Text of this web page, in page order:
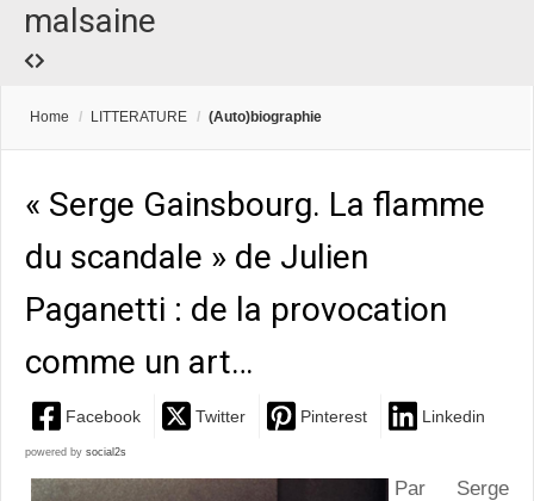
malsaine
Home / LITTERATURE / (Auto)biographie
« Serge Gainsbourg. La flamme
du scandale » de Julien
Paganetti : de la provocation
comme un art…
Facebook Twitter Pinterest Linkedin
powered by social2s
Par Serge